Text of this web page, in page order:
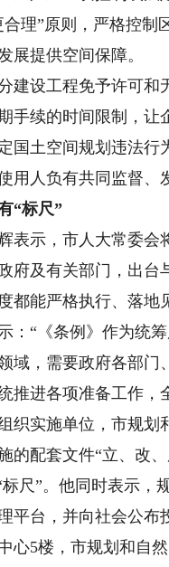
理”原则，严格控制
展提供空间保障。
设工程免予许可和
手续的时间限制，让
土空间规划违法行
用人负有共同监督、
“标尺”
示，市人大常委会
府及有关部门，出
都能严格执行、落地
“《条例》作为统筹
域，需要政府各部
推进各项准备工作，
实施单位，市规划
的配套文件“立、改
尺”。他同时表示
平台，并向社会公布
心5楼，市规划和自